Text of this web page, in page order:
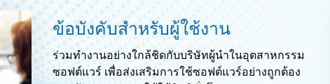
ข้อบังคับสำหรับผู้ใช้งาน
ร่วมทำงานอย่างใกล้ชิดกับบริษัทผู้นำในอุตสาหกรรม
ซอฟต์แวร์ เพื่อส่งเสริมการใช้ซอฟต์แวร์อย่างถูกต้อง